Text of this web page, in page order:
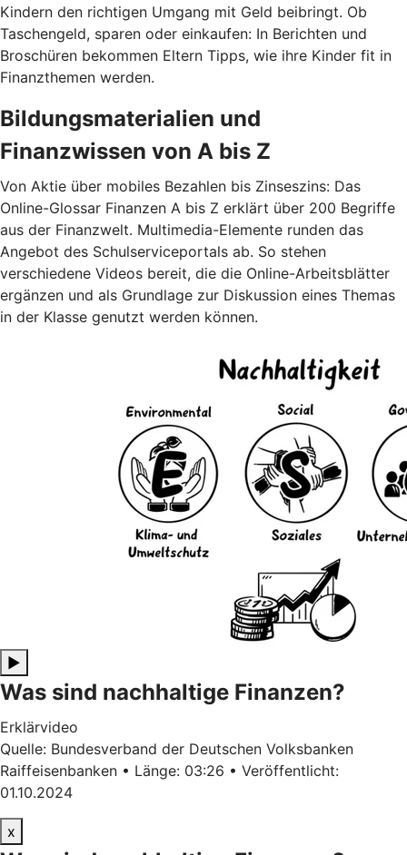
Kindern den richtigen Umgang mit Geld beibringt. Ob
Taschengeld, sparen oder einkaufen: In Berichten und
Broschüren bekommen Eltern Tipps, wie ihre Kinder fit in
Finanzthemen werden.
Bildungsmaterialien und
Finanzwissen von A bis Z
Von Aktie über mobiles Bezahlen bis Zinseszins: Das
Online-Glossar Finanzen A bis Z erklärt über 200 Begriffe
aus der Finanzwelt. Multimedia-Elemente runden das
Angebot des Schulserviceportals ab. So stehen
verschiedene Videos bereit, die die Online-Arbeitsblätter
ergänzen und als Grundlage zur Diskussion eines Themas
in der Klasse genutzt werden können.
▶
Was sind nachhaltige Finanzen?
Erklärvideo
Quelle: Bundesverband der Deutschen Volksbanken
Raiffeisenbanken • Länge: 03:26 • Veröffentlicht:
01.10.2024
x